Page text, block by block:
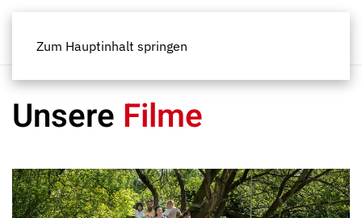
Zum Hauptinhalt springen
Unsere Filme